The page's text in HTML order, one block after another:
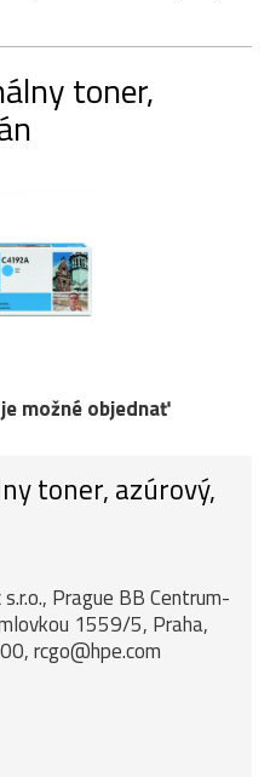
toner,
možné objednať
toner, azúrový,
Prague BB Centrum-
1559/5, Praha,
rcgo@hpe.com